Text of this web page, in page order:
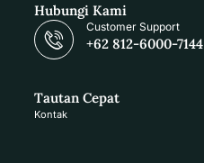
Hubungi Kami
Customer Support
+62 812-6000-7144
Tautan Cepat
Kontak